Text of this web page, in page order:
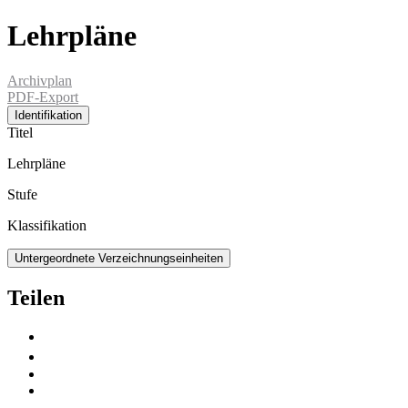
Lehrpläne
Archivplan
PDF-Export
Identifikation
Titel
Lehrpläne
Stufe
Klassifikation
Untergeordnete Verzeichnungseinheiten
Teilen